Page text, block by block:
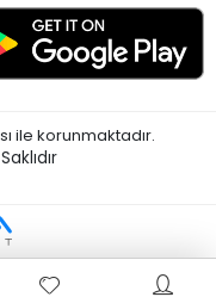
ile korunmaktadır.